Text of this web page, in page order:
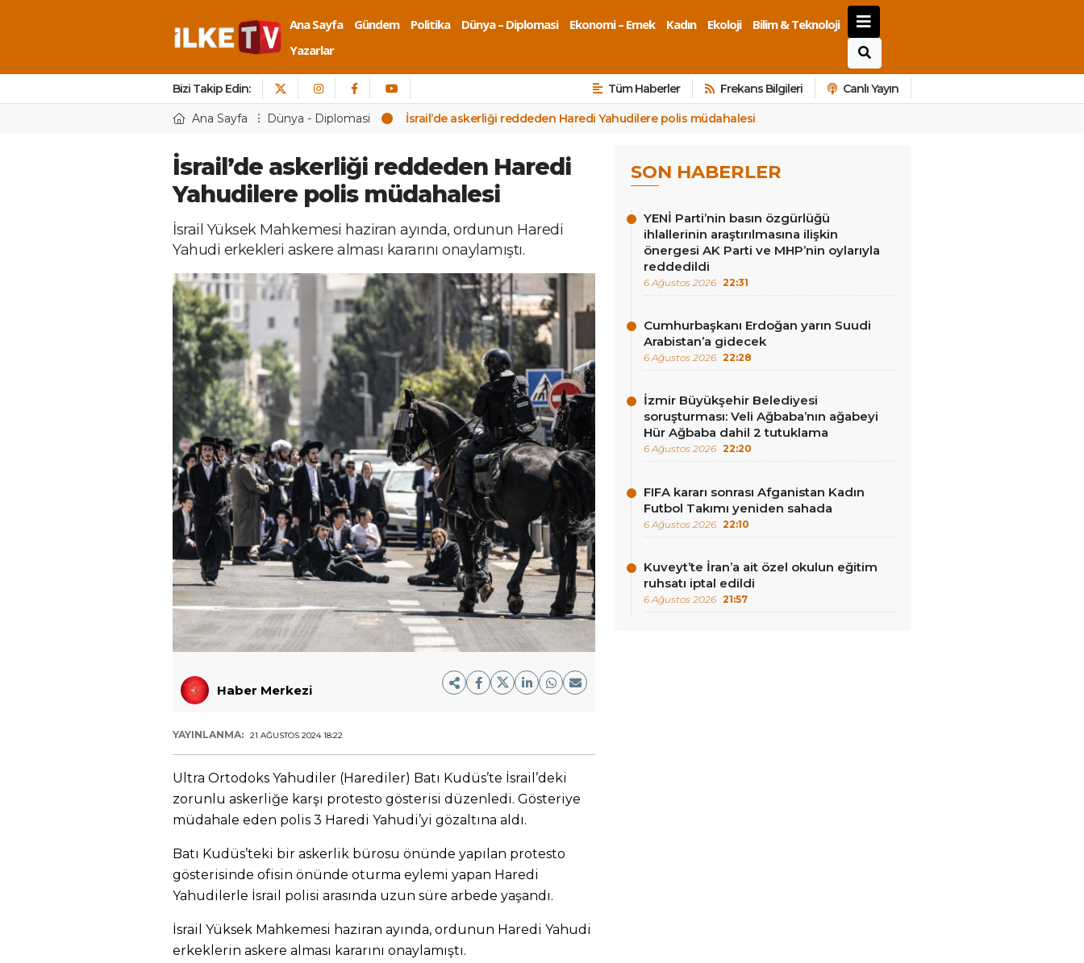
Ana Sayfa Gündem Politika Dünya – Diplomasi Ekonomi – Emek Kadın Ekoloji
Bilim & Teknoloji
Yazarlar
Bizi Takip Edin: Tüm Haberler Frekans Bilgileri Canlı Yayın
Ana Sayfa Dünya - Diplomasi İsrail’de askerliği reddeden Haredi Yahudilere polis müdahalesi
İsrail’de askerliği reddeden Haredi
Yahudilere polis müdahalesi
İsrail Yüksek Mahkemesi haziran ayında, ordunun Haredi
Yahudi erkekleri askere alması kararını onaylamıştı.
Haber Merkezi
YAYINLANMA: 21 AĞUSTOS 2024 18:22
Ultra Ortodoks Yahudiler (Harediler) Batı Kudüs’te İsrail’deki
zorunlu askerliğe karşı protesto gösterisi düzenledi. Gösteriye
müdahale eden polis 3 Haredi Yahudi’yi gözaltına aldı.
Batı Kudüs’teki bir askerlik bürosu önünde yapılan protesto
gösterisinde ofisin önünde oturma eylemi yapan Haredi
Yahudilerle İsrail polisi arasında uzun süre arbede yaşandı.
İsrail Yüksek Mahkemesi haziran ayında, ordunun Haredi Yahudi
erkeklerin askere alması kararını onaylamıştı.
SON HABERLER
YENİ Parti’nin basın özgürlüğü
ihlallerinin araştırılmasına ilişkin
önergesi AK Parti ve MHP’nin oylarıyla
reddedildi
6 Ağustos 2026 22:31
Cumhurbaşkanı Erdoğan yarın Suudi
Arabistan’a gidecek
6 Ağustos 2026 22:28
İzmir Büyükşehir Belediyesi
soruşturması: Veli Ağbaba’nın ağabeyi
Hür Ağbaba dahil 2 tutuklama
6 Ağustos 2026 22:20
FIFA kararı sonrası Afganistan Kadın
Futbol Takımı yeniden sahada
6 Ağustos 2026 22:10
Kuveyt’te İran’a ait özel okulun eğitim
ruhsatı iptal edildi
6 Ağustos 2026 21:57